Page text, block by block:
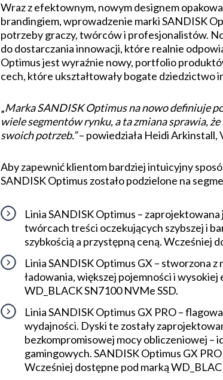
Wraz z efektownym, nowym designem
brandingiem, wprowadzenie marki SANDISK
potrzeby graczy, twórców i profesjonalistów.
do dostarczania innowacji, które realnie
Optimus jest wyraźnie nowy, portfolio
cech, które ukształtowały bogate dziedzictwo
„Marka SANDISK Optimus na nowo definiuje
wiele segmentów rynku, a ta zmiana sprawia,
swoich potrzeb.”– powiedziała Heidi
Aby zapewnić klientom bardziej intuicyjny
SANDISK Optimus zostało podzielone na
Linia SANDISK Optimus –
twórcach treści oczekujących szybszej i
szybkością a przystępną ceną. Wcześniej
Linia SANDISK Optimus GX – stworzona
ładowania, większej pojemności i
WD_BLACK SN7100 NVMe SSD.
Linia SANDISK Optimus GX PRO –
wydajności. Dyski te zostały
bezkompromisowej mocy obliczeniowej –
gamingowych. SANDISK Optimus GX
Wcześniej dostępne pod marką